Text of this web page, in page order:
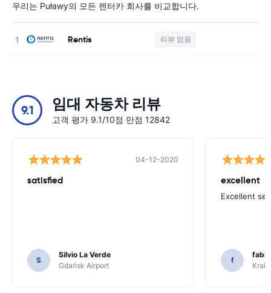
우리는 Puławy의 모든 렌터카 회사를 비교합니다.
Rentis 리뷰 없음
9.1 임대 자동차 리뷰
고객 평가 9.1/10점 만점 12842
04-12-2020
satisfied
S
Silvio La Verde
Gdańsk Airport
excellent
Excellent
f